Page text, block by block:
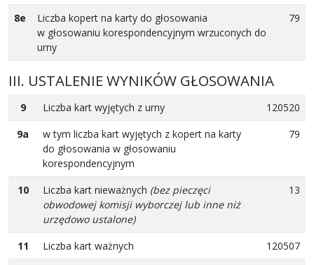
8e
Liczba kopert na karty do głosowania
w głosowaniu korespondencyjnym wrzuconych do
urny
79
III. USTALENIE WYNIKÓW GŁOSOWANIA
9 Liczba kart wyjętych z urny
120520
9a
w tym liczba kart wyjętych z kopert na karty
do głosowania w głosowaniu
korespondencyjnym
79
10 Liczba kart nieważnych (bez pieczęci
obwodowej komisji wyborczej lub inne niż
urzędowo ustalone)
13
11 Liczba kart ważnych
120507